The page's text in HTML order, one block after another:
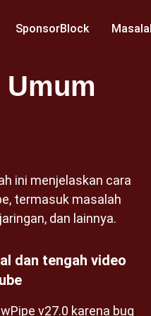
SponsorBlock
Umum
ini menjelaskan cara
termasuk masalah
dan lainnya.
dan tengah video
v27.0 karena bug